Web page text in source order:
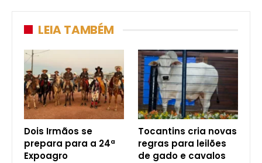
LEIA TAMBÉM
Dois Irmãos se
prepara para a 24ª
Expoagro
Tocantins cria novas
regras para leilões
de gado e cavalos